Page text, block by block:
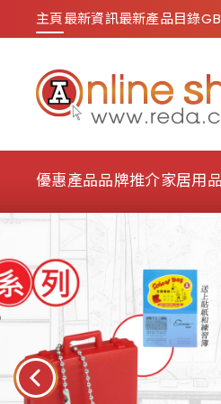
主頁最新資訊最新產品目錄
優惠產品品牌推介家居用